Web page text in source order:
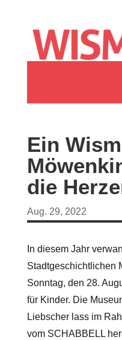
Ein
die
Aug. 29, 2022
In diesem Jahr
Stadtgeschichtlichen
Sonntag, den 28.
für Kinder. Die
Liebscher lass im
vom SCHABBELL